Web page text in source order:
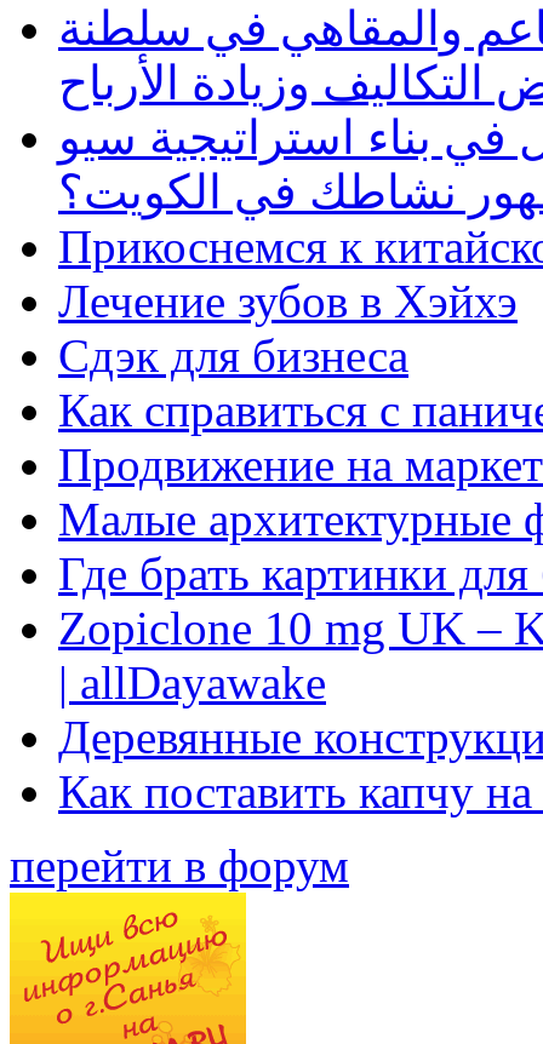
والمقاهي في سلطنة
وزيادة الأرباح
بناء استراتيجية سيو
نشاطك في الكويت؟
Прикоснемся к
Лечение зубов в Хэйхэ
Сдэк для бизнеса
Как справиться с
Продвижение на
Малые архитектурные
Где брать картинки
Zopiclone 10 mg UK –
| allDayawake
Деревянные
Как поставить капчу
перейти в форум